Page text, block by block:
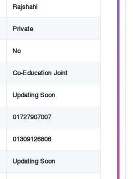
Rajshahi
Private
No
Co-Education Joint
Updating Soon
01727907007
01309126806
Updating Soon